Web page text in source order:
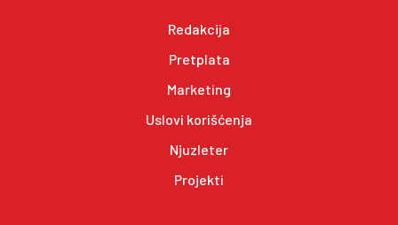
Redakcija
Pretplata
Marketing
Uslovi korišćenja
Njuzleter
Projekti